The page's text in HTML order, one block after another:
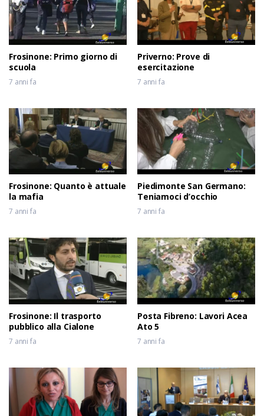
Frosinone: Primo giorno di
scuola
7 anni fa
Priverno: Prove di
esercitazione
7 anni fa
Frosinone: Quanto è attuale
la mafia
7 anni fa
Piedimonte San Germano:
Teniamoci d’occhio
7 anni fa
Frosinone: Il trasporto
pubblico alla Cialone
7 anni fa
Posta Fibreno: Lavori Acea
Ato 5
7 anni fa